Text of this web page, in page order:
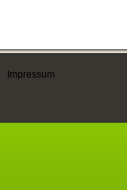
Impressum